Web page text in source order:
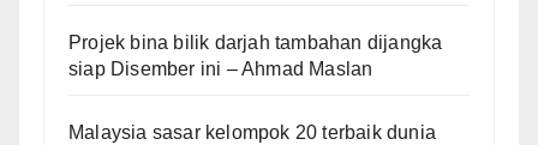
Projek bina bilik darjah tambahan dijangka
siap Disember ini – Ahmad Maslan
Malaysia sasar kelompok 20 terbaik dunia